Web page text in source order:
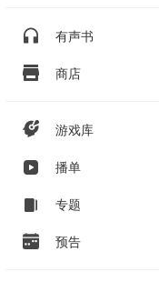
有声书
商店
游戏库
播单
专题
预告